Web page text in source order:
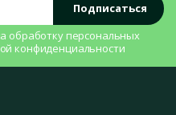
Подписаться
обработку персональных
конфиденциальности